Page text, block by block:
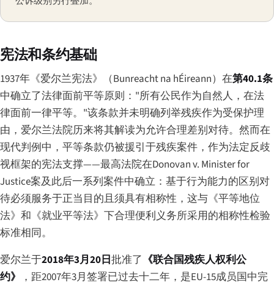
宪法和条约基础
1937年《爱尔兰宪法》（Bunreacht na hÉireann）在第40.1条
中确立了法律面前平等原则："所有公民作为自然人，在法
律面前一律平等。"该条款并未明确列举残疾作为受保护理
由，爱尔兰法院历来将其解读为允许合理差别对待。然而在
现代判例中，平等条款仍被援引于残疾案件，作为法定反歧
视框架的宪法支撑——最高法院在Donovan v. Minister for
Justice案及此后一系列案件中确立：基于行为能力的区别对
待必须服务于正当目的且须具有相称性，这与《平等地位
法》和《就业平等法》下合理便利义务所采用的相称性检验
标准相同。
爱尔兰于2018年3月20日批准了 《联合国残疾人权利公
约》
，距2007年3月签署已过去十二年，是EU-15成员国中完